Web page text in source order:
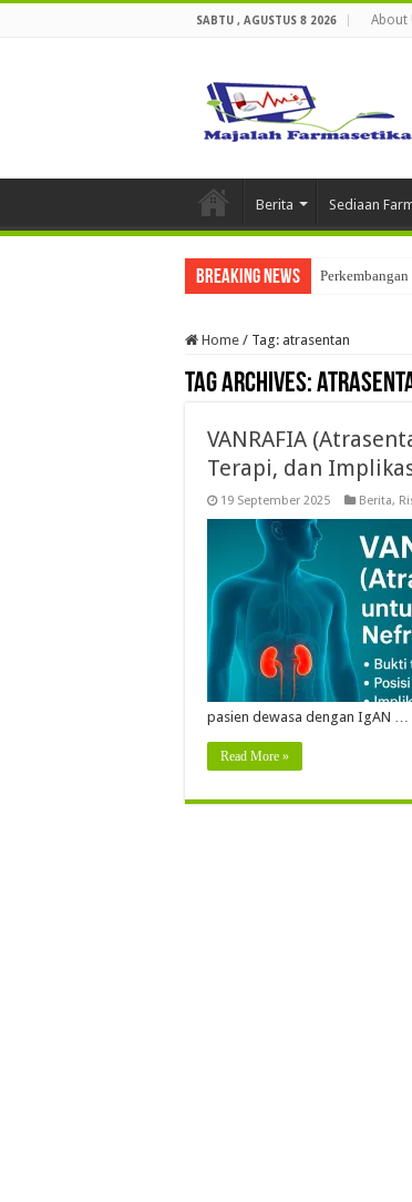
SABTU , AGUSTUS 8 2026 About
Berita Sediaan
Breaking News
Home / Tag: atrasentan
Tag Archives:
VANRAFIA
Terapi, dan
19 September 2025 Berita,
pasien dewasa dengan IgAN …
Read More »